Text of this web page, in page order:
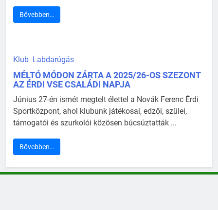
Bővebben…
Klub Labdarúgás
MÉLTÓ MÓDON ZÁRTA A 2025/26-OS SZEZONT
AZ ÉRDI VSE CSALÁDI NAPJA
Június 27-én ismét megtelt élettel a Novák Ferenc Érdi
Sportközpont, ahol klubunk játékosai, edzői, szülei,
támogatói és szurkolói közösen búcsúztatták ...
Bővebben…